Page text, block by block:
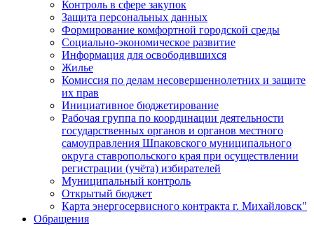
Контроль в сфере закупок
Защита персональных данных
Формирование комфортной городской среды
Социально-экономическое развитие
Информация для освободившихся
Жилье
Комиссия по делам несовершеннолетних и защите
их прав
Инициативное бюджетирование
Рабочая группа по координации деятельности
государственных органов и органов местного
самоуправления Шпаковского муниципального
округа ставропольского края при осуществлении
регистрации (учёта) избирателей
Муниципальный контроль
Открытый бюджет
Карта энергосервисного контракта г. Михайловск"
Обращения